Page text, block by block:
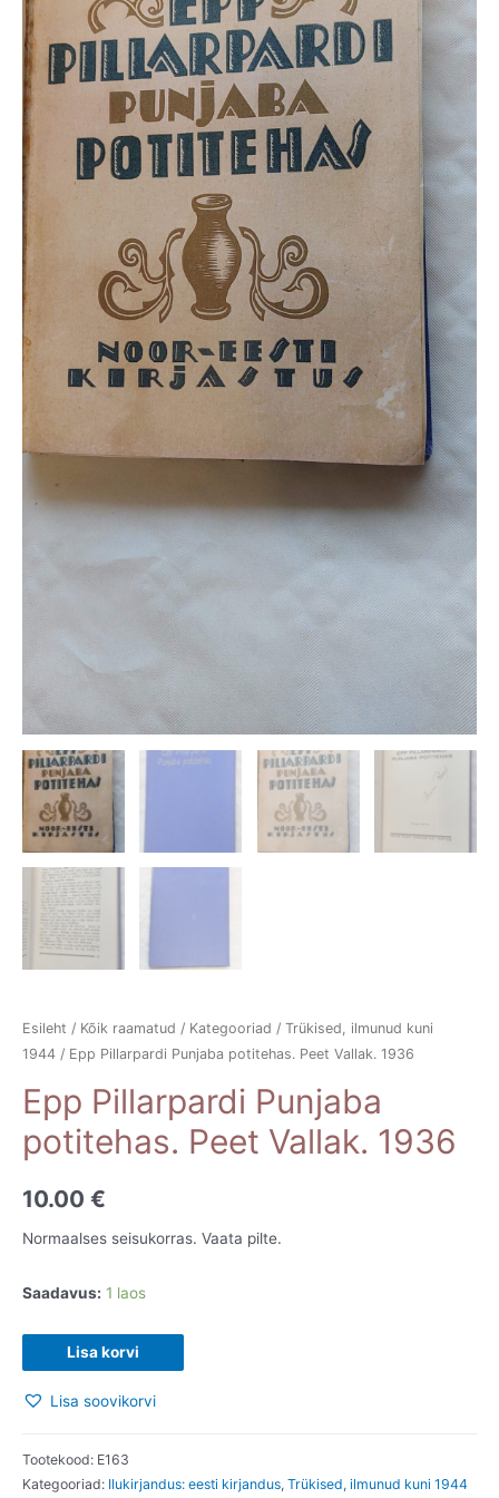
Esileht / Kõik raamatud / Kategooriad / Trükised, ilmunud kuni
1944 / Epp Pillarpardi Punjaba potitehas. Peet Vallak. 1936
Epp Pillarpardi Punjaba
potitehas. Peet Vallak. 1936
10.00 €
Normaalses seisukorras. Vaata pilte.
Saadavus: 1 laos
Pillarpardi
Punjaba
Peet
Vallak.
Lisa korvi
Lisa soovikorvi
Tootekood: E163
Kategooriad: Ilukirjandus: eesti kirjandus, Trükised, ilmunud kuni 1944